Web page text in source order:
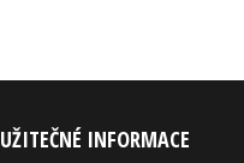
UŽITEČNÉ INFORMACE